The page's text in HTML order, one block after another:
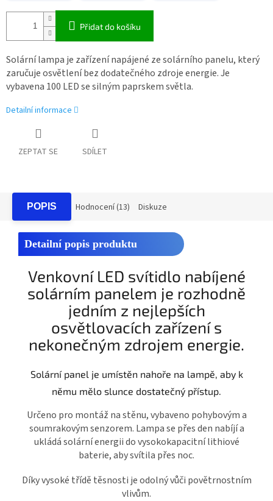
Přidat do košíku
Solární lampa je zařízení napájené ze solárního panelu, který
zaručuje osvětlení bez dodatečného zdroje energie. Je
vybavena 100 LED se silným paprskem světla.
Detailní informace
ZEPTAT SE SDÍLET
POPIS Hodnocení (13) Diskuze
Detailní popis produktu
Venkovní LED svítidlo nabíjené
solárním panelem je rozhodně
jedním z nejlepších
osvětlovacích zařízení s
nekonečným zdrojem energie.
Solární panel je umístěn nahoře na lampě, aby k
němu mělo slunce dostatečný přístup.
Určeno pro montáž na stěnu, vybaveno pohybovým a
soumrakovým senzorem. Lampa se přes den nabíjí a
ukládá solární energii do vysokokapacitní lithiové
baterie, aby svítila přes noc.
Díky vysoké třídě těsnosti je odolný vůči povětrnostním
vlivům.